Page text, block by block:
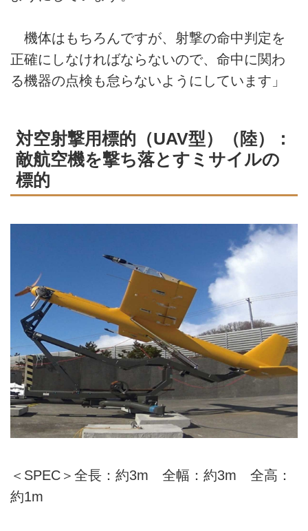
機体はもちろんですが、射撃の命中判定を
正確にしなければならないので、命中に関わ
る機器の点検も怠らないようにしています」
対空射撃用標的（UAV型）（陸）：
敵航空機を撃ち落とすミサイルの
標的
＜SPEC＞全長：約3m 全幅：約3m 全高：
約1m